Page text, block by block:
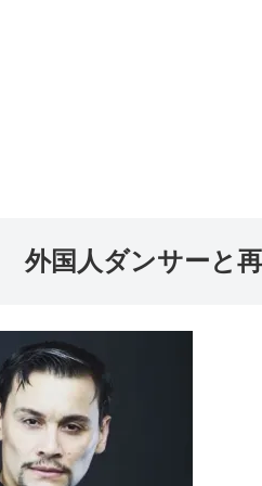
外国人ダンサーと